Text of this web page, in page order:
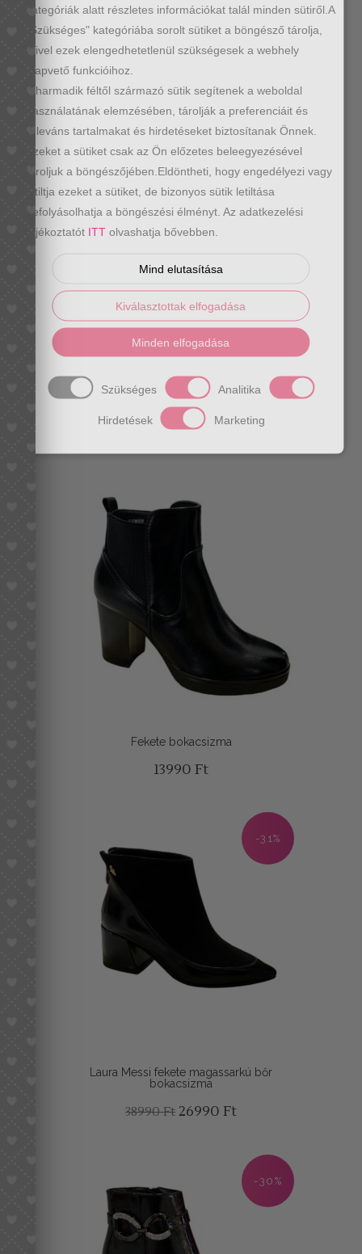
11990FtOriginal
price
was:
11990 Ft.
8990FtCurrent
price
is:
8990 Ft.
Fekete kocka sarkú bokacsizma
Fekete bokacsizma
13990 Ft
-31%
Laura Messi fekete magassarkú bőr
bokacsizma
38990Ft Original
26990 FtCurrent
26990 Ft.
-30%
kategóriák alatt részletes információkat talál minden sütiről.A
"Szükséges" kategóriába sorolt sütiket a böngésző tárolja,
mivel ezek elengedhetetlenül szükségesek a webhely
alapvető funkcióihoz.
A harmadik féltől származó sütik segítenek a weboldal
használatának elemzésében, tárolják a preferenciáit és
releváns tartalmakat és hirdetéseket biztosítanak Önnek.
Ezeket a sütiket csak az Ön előzetes beleegyezésével
tároljuk a böngészőjében.Eldöntheti, hogy engedélyezi vagy
letiltja ezeket a sütiket, de bizonyos sütik letiltása
befolyásolhatja a böngészési élményt. Az adatkezelési
tájékoztatót ITT olvashatja bővebben.
Mind elutasítása
Kiválasztottak elfogadása
Minden elfogadása
Szükséges Analitika
Hirdetések Marketing